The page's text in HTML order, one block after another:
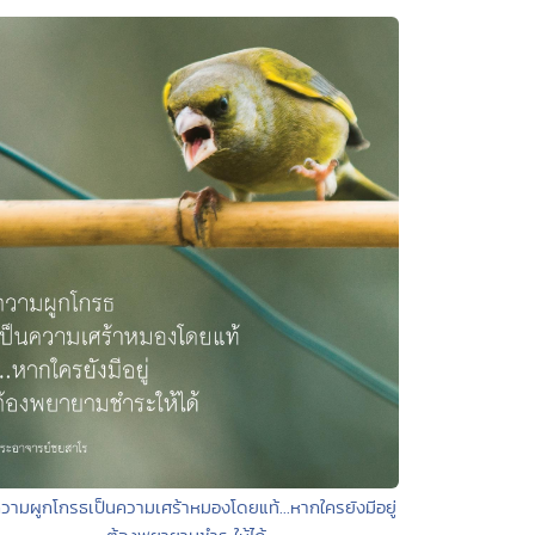
ามผูกโกรธเป็นความเศร้าหมองโดยแท้...หากใครยังมีอยู่